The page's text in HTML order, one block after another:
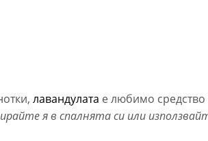
лавандулата е любимо средство
я в спалнята си или